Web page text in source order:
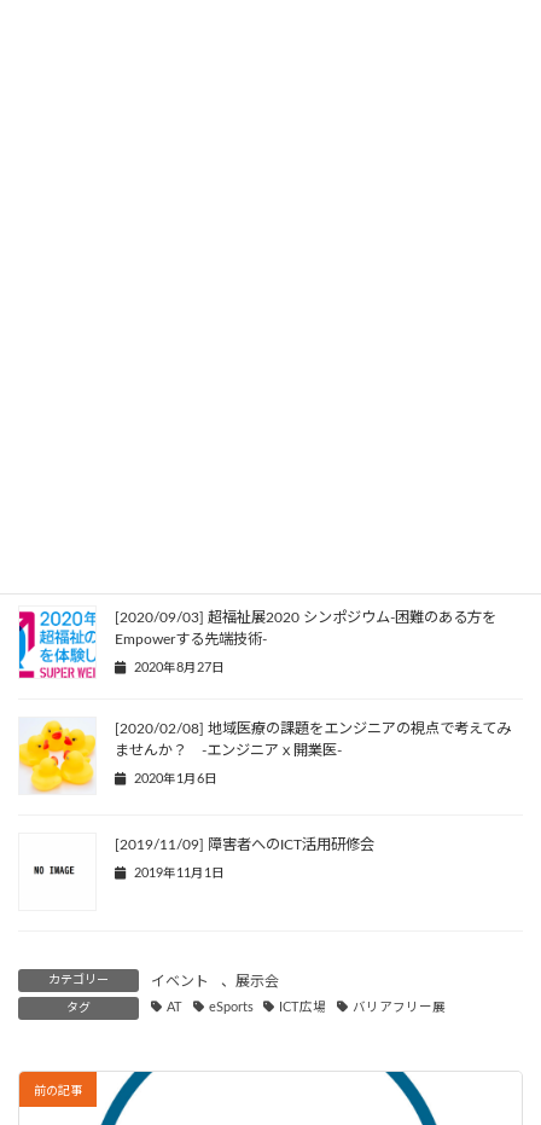
[2020/09/03] 超福祉展2020 シンポジウム-困難のある方を
Empowerする先端技術-
2020年8月27日
[2020/02/08] 地域医療の課題をエンジニアの視点で考えてみ
ませんか？ -エンジニアｘ開業医-
2020年1月6日
[2019/11/09] 障害者へのICT活用研修会
2019年11月1日
カテゴリー イベント 、 展示会
タグ AT eSports ICT広場 バリアフリー展
前の記事